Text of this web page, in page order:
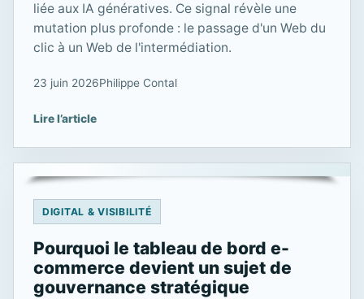
liée aux IA génératives. Ce signal révèle une
mutation plus profonde : le passage d'un Web du
clic à un Web de l'intermédiation.
23 juin 2026Philippe Contal
Lire l’article
DIGITAL & VISIBILITÉ
Pourquoi le tableau de bord e-
commerce devient un sujet de
gouvernance stratégique